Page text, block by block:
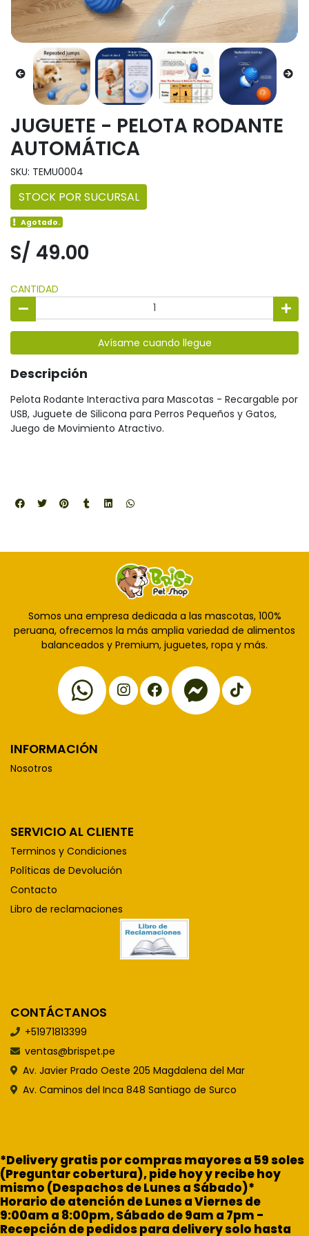
JUGUETE - PELOTA RODANTE
AUTOMÁTICA
SKU: TEMU0004
STOCK POR SUCURSAL
Agotado.
S/ 49.00
CANTIDAD
Avísame cuando llegue
Descripción
Pelota Rodante Interactiva para Mascotas - Recargable por
USB, Juguete de Silicona para Perros Pequeños y Gatos,
Juego de Movimiento Atractivo.
Somos una empresa dedicada a las mascotas, 100%
peruana, ofrecemos la más amplia variedad de alimentos
balanceados y Premium, juguetes, ropa y más.
INFORMACIÓN
Nosotros
SERVICIO AL CLIENTE
Terminos y Condiciones
Políticas de Devolución
Contacto
Libro de reclamaciones
CONTÁCTANOS
+51971813399
ventas@brispet.pe
Av. Javier Prado Oeste 205 Magdalena del Mar
Av. Caminos del Inca 848 Santiago de Surco
*Delivery gratis por compras mayores a 59 soles
(Preguntar cobertura), pide hoy y recibe hoy
mismo (Despachos de Lunes a Sábado)*
Horario de atención de Lunes a Viernes de
9:00am a 8:00pm, Sábado de 9am a 7pm -
Recepción de pedidos para delivery solo hasta